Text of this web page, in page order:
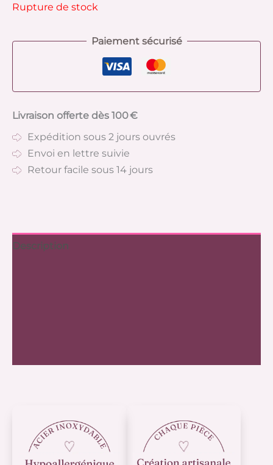
Rupture de stock
Paiement sécurisé
Livraison offerte dès 100 €
Expédition sous 2 jours ouvrés
Envoi en lettre suivie
Retour facile sous 14 jours
Description